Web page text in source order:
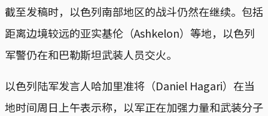
截至发稿时，以色列南部地区的战斗仍然在继续。包括
距离边境较远的亚实基伦（Ashkelon）等地，以色列
军警仍在和巴勒斯坦武装人员交火。
以色列陆军发言人哈加里准将（Daniel Hagari）在当
地时间周日上午表示称，以军正在加强力量和武装分子